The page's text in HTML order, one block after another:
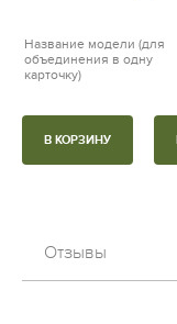
Название модели (для
объединения в одну
карточку)
В КОРЗИНУ
Отзывы